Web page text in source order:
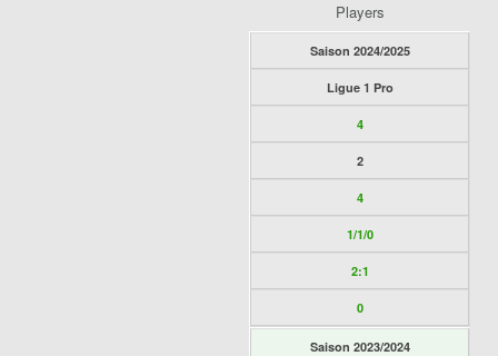
Players
Saison 2024/2025
Ligue 1 Pro
4
2
4
1/1/0
2:1
0
Saison 2023/2024